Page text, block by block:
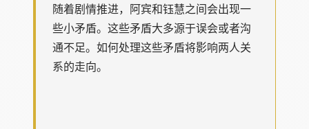
随着剧情推进，阿宾和钰慧之间会出现一
些小矛盾。这些矛盾大多源于误会或者沟
通不足。如何处理这些矛盾将影响两人关
系的走向。